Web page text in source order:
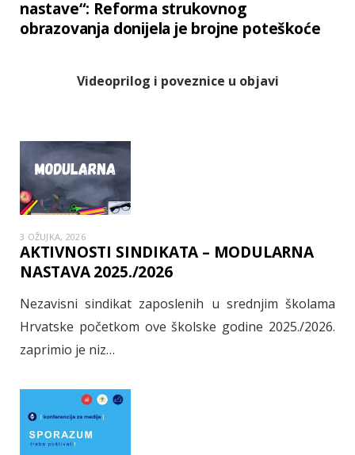
nastave“: Reforma strukovnog
obrazovanja donijela je brojne poteškoće
Videoprilog i poveznice u objavi
3 OŽUJKA, 2026
AKTIVNOSTI SINDIKATA – MODULARNA
NASTAVA 2025./2026
Nezavisni sindikat zaposlenih u srednjim školama
Hrvatske početkom ove školske godine 2025./2026.
zaprimio je niz…